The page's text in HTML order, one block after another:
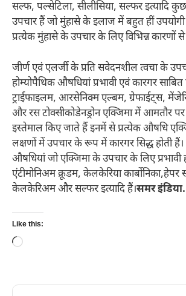
सल्फ, पल्सेटिला, सीलीसिया, सल्फर इत्यादि
उपचार हैं जो मुंहासे के इलाज में बहुत हीं
प्रत्येक मुंहासे के उपचार के लिए विभिन्न कारणों
जीर्ण एवं एलर्जी के प्रति सवेदनशील त्वचा के
होम्योपैथिक औषधियां प्रभावी एवं कारगर
ट्राईफाइलम, आरसेनिक्म एल्बम, ग्रेफाईट्स,
और रस टोक्सीकोडेनड्रोन एक्जिमा में आमतौर
इस्तेमाल किए जाते हैं इनमें से प्रत्येक औषधि
लक्षणों में उपचार के रूप में कारगर सिद्ध होती
औषधियां जो एक्जिमा के उपचार के लिए प्रभावी
एंटीमोनिअम क्रूडम, केलकेरिया कार्बोनिका,हेपर
केलकेरिअम और सल्फर इत्यादि हैं।समर
Like this:
Loading…